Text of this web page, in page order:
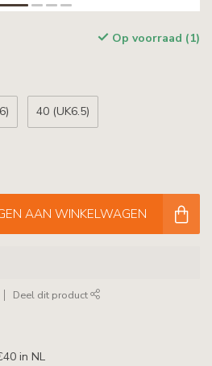
Op voorraad (1)
40 (UK6.5)
AAN WINKELWAGEN
Deel dit product
in NL